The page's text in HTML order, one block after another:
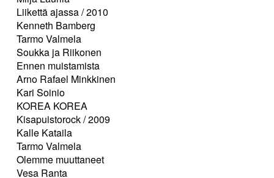
Liikettä ajassa / 2010
Kenneth Bamberg
Tarmo Valmela
Soukka ja Riikonen
Ennen muistamista
Arno Rafael Minkkinen
Kari Soinio
KOREA KOREA
Kisapuistorock / 2009
Kalle Kataila
Tarmo Valmela
Olemme muuttaneet
Vesa Ranta